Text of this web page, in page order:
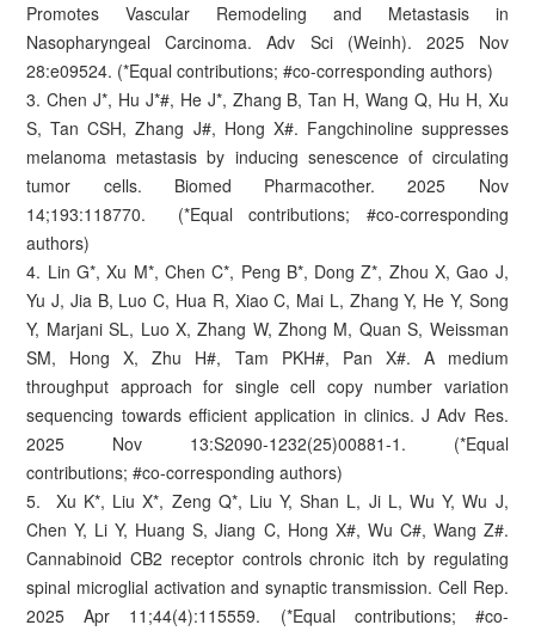
Promotes Vascular Remodeling and Metastasis in
Nasopharyngeal Carcinoma. Adv Sci (Weinh). 2025 Nov
28:e09524. (*Equal contributions; #co-corresponding authors)
3. Chen J*, Hu J*#, He J*, Zhang B, Tan H, Wang Q, Hu H, Xu
S, Tan CSH, Zhang J#, Hong X#. Fangchinoline suppresses
melanoma metastasis by inducing senescence of circulating
tumor cells. Biomed Pharmacother. 2025 Nov
14;193:118770. (*Equal contributions; #co-corresponding
authors)
4. Lin G*, Xu M*, Chen C*, Peng B*, Dong Z*, Zhou X, Gao J,
Yu J, Jia B, Luo C, Hua R, Xiao C, Mai L, Zhang Y, He Y, Song
Y, Marjani SL, Luo X, Zhang W, Zhong M, Quan S, Weissman
SM, Hong X, Zhu H#, Tam PKH#, Pan X#. A medium
throughput approach for single cell copy number variation
sequencing towards efficient application in clinics. J Adv Res.
2025 Nov 13:S2090-1232(25)00881-1. (*Equal
contributions; #co-corresponding authors)
5. Xu K*, Liu X*, Zeng Q*, Liu Y, Shan L, Ji L, Wu Y, Wu J,
Chen Y, Li Y, Huang S, Jiang C, Hong X#, Wu C#, Wang Z#.
Cannabinoid CB2 receptor controls chronic itch by regulating
spinal microglial activation and synaptic transmission. Cell Rep.
2025 Apr 11;44(4):115559. (*Equal contributions; #co-